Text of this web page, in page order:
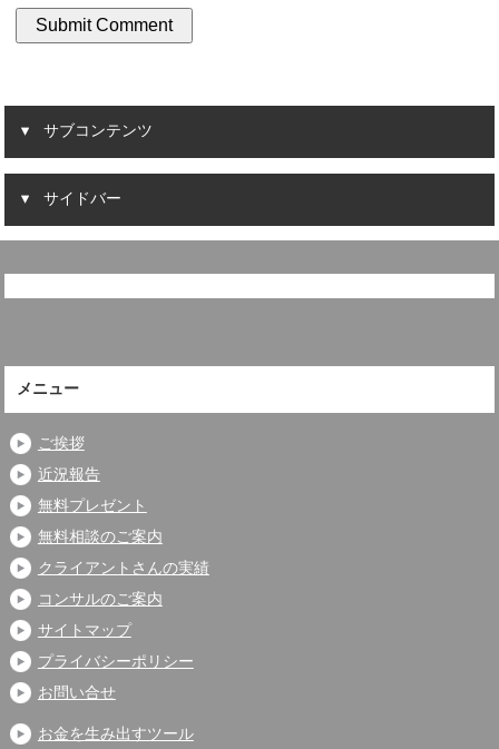
サブコンテンツ
サイドバー
メニュー
ご挨拶
近況報告
無料プレゼント
無料相談のご案内
クライアントさんの実績
コンサルのご案内
サイトマップ
プライバシーポリシー
お問い合せ
お金を生み出すツール